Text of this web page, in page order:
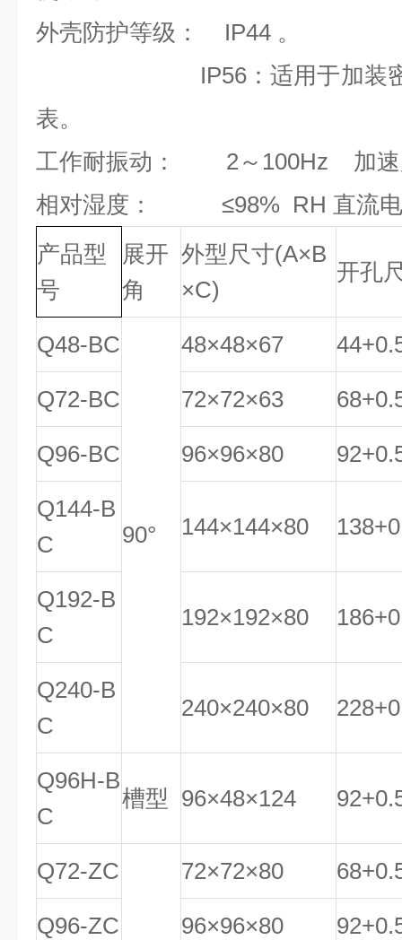
外壳防护等级：
IP56：适用于加装
表。
工作耐振动： 2～100Hz 加速
相对湿度： ≤98% RH 直流电
产品型
号
展开
角
外型尺寸(A×B
×C)
开孔
Q48-BC
90°
48×48×67 44+0.
Q72-BC 72×72×63 68+0.
Q96-BC 96×96×80 92+0.
Q144-B
C
144×144×80 138+0
Q192-B
C
192×192×80 186+0
Q240-B
C
240×240×80 228+0
Q96H-B
C
槽型 96×48×124 92+0.
Q72-ZC 72×72×80 68+0.
Q96-ZC 96×96×80 92+0.